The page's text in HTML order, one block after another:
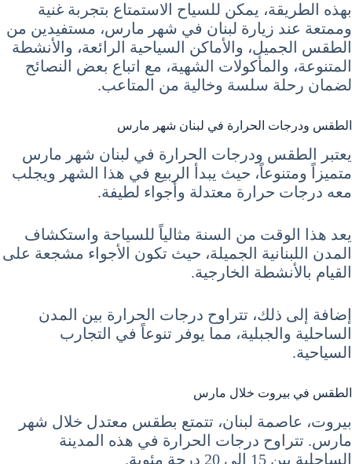
بهذه الطريقة، يمكن للسياح الاستمتاع بتجربة غنية
وممتعة عند زيارة لبنان في شهر مارس، مستفيدين من
الطقس الجميل، والأماكن السياحية الرائعة، والأنشطة
المتنوعة، والمأكولات الشهية، مع اتباع بعض النصائح
لضمان رحلة سلسة وخالية من المتاعب.
الطقس ودرجات الحرارة في لبنان شهر مارس
يعتبر الطقس ودرجات الحرارة في لبنان شهر مارس
متميزاً ومتنوعاً، حيث يبدأ الربيع في هذا الشهر ويجلب
معه درجات حرارة معتدلة وأجواء لطيفة.
يعد هذا الوقت من السنة مثالياً للسياحة واستكشاف
المدن اللبنانية الجميلة، حيث تكون الأجواء مشجعة على
القيام بالأنشطة الخارجية.
إضافة إلى ذلك، تتراوح درجات الحرارة بين المدن
الساحلية والجبلية، مما يوفر تنوعاً في التجارب
السياحية.
الطقس في بيروت خلال مارس
بيروت، عاصمة لبنان، تتمتع بطقس معتدل خلال شهر
مارس. تتراوح درجات الحرارة في هذه المدينة
الساحلية بين 15 إلى 20 درجة مئوية.